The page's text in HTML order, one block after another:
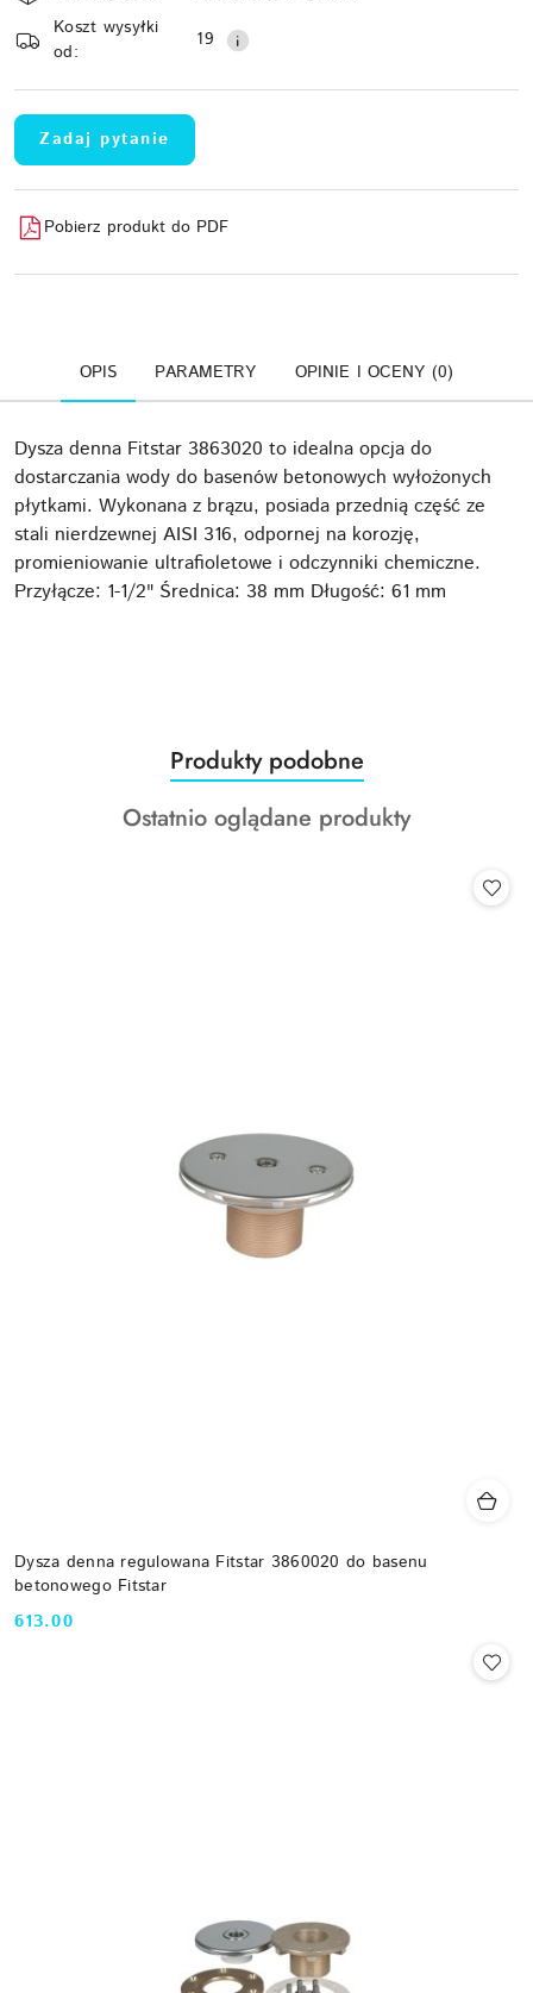
Wyślij
dostawa
Koszt wysyłki
od:
19
Zadaj pytanie
Pobierz produkt do PDF
OPIS PARAMETRY OPINIE I OCENY (0)
Dysza denna Fitstar 3863020 to idealna opcja do
dostarczania wody do basenów betonowych wyłożonych
płytkami. Wykonana z brązu, posiada przednią część ze
stali nierdzewnej AISI 316, odpornej na korozję,
promieniowanie ultrafioletowe i odczynniki chemiczne.
Przyłącze: 1-1/2" Średnica: 38 mm Długość: 61 mm
Pomiń karuzelę produktów
Produkty
o
statusie:
Produkty podobne
Produkty
Ostatnio oglądane produkty
Dysza denna regulowana Fitstar 3860020 do basenu
betonowego Fitstar
Cena:
613.00